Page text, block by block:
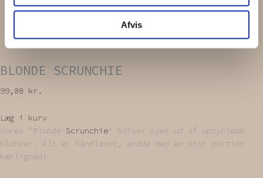
Afvis
BLONDE SCRUNCHIE
99,00 kr.
Læg i kurv
Vores ’Blonde Scrunchie‘ bliver syet ud af upcyclede
blonder. Alt er håndlavet, endda med en stor portion
kærlighed!